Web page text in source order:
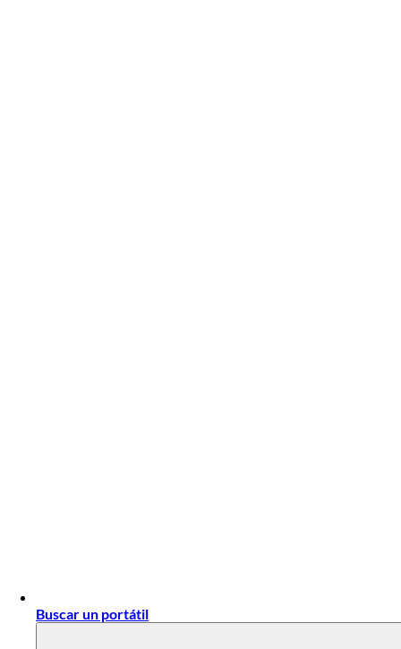
Buscar un portátil